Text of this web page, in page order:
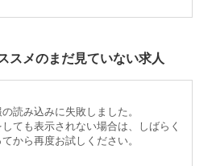
スメのまだ見ていない求人
読み込みに失敗しました。
ても表示されない場合は、しばらく
から再度お試しください。